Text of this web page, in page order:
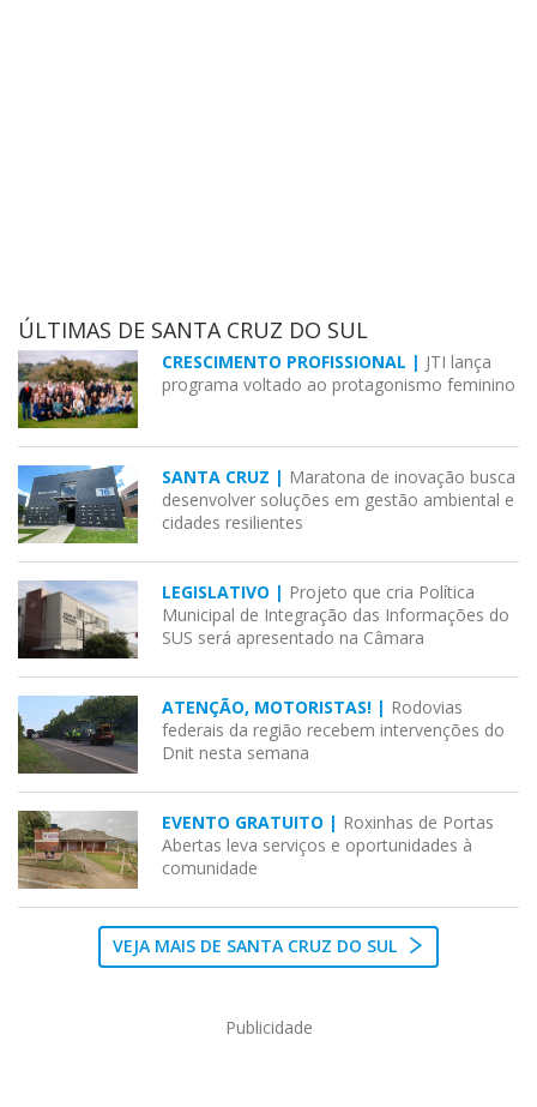
ÚLTIMAS DE SANTA CRUZ DO SUL
CRESCIMENTO PROFISSIONAL | JTI lança
programa voltado ao protagonismo feminino
SANTA CRUZ | Maratona de inovação busca
desenvolver soluções em gestão ambiental e
cidades resilientes
LEGISLATIVO | Projeto que cria Política
Municipal de Integração das Informações do
SUS será apresentado na Câmara
ATENÇÃO, MOTORISTAS! | Rodovias
federais da região recebem intervenções do
Dnit nesta semana
EVENTO GRATUITO | Roxinhas de Portas
Abertas leva serviços e oportunidades à
comunidade
VEJA MAIS DE SANTA CRUZ DO SUL
Publicidade